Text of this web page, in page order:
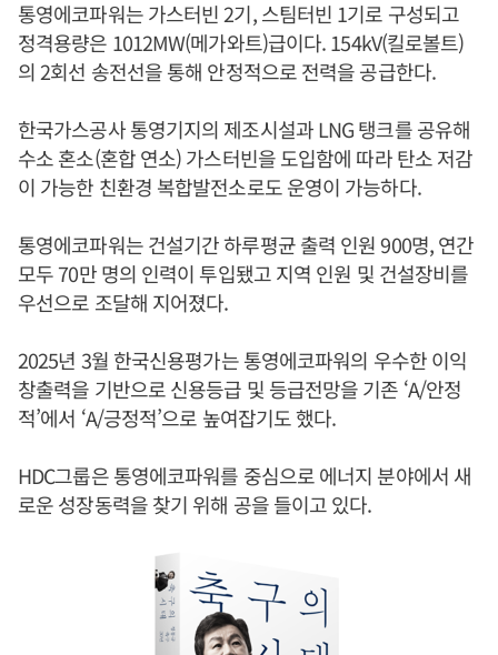
통영에코파워는 가스터빈 2기, 스팀터빈 1기로 구성되고
정격용량은 1012MW(메가와트)급이다. 154kV(킬로볼트)
의 2회선 송전선을 통해 안정적으로 전력을 공급한다.
한국가스공사 통영기지의 제조시설과 LNG 탱크를 공유해
수소 혼소(혼합 연소) 가스터빈을 도입함에 따라 탄소 저감
이 가능한 친환경 복합발전소로도 운영이 가능하다.
통영에코파워는 건설기간 하루평균 출력 인원 900명, 연간
모두 70만 명의 인력이 투입됐고 지역 인원 및 건설장비를
우선으로 조달해 지어졌다.
2025년 3월 한국신용평가는 통영에코파워의 우수한 이익
창출력을 기반으로 신용등급 및 등급전망을 기존 ‘A/안정
적’에서 ‘A/긍정적’으로 높여잡기도 했다.
HDC그룹은 통영에코파워를 중심으로 에너지 분야에서 새
로운 성장동력을 찾기 위해 공을 들이고 있다.